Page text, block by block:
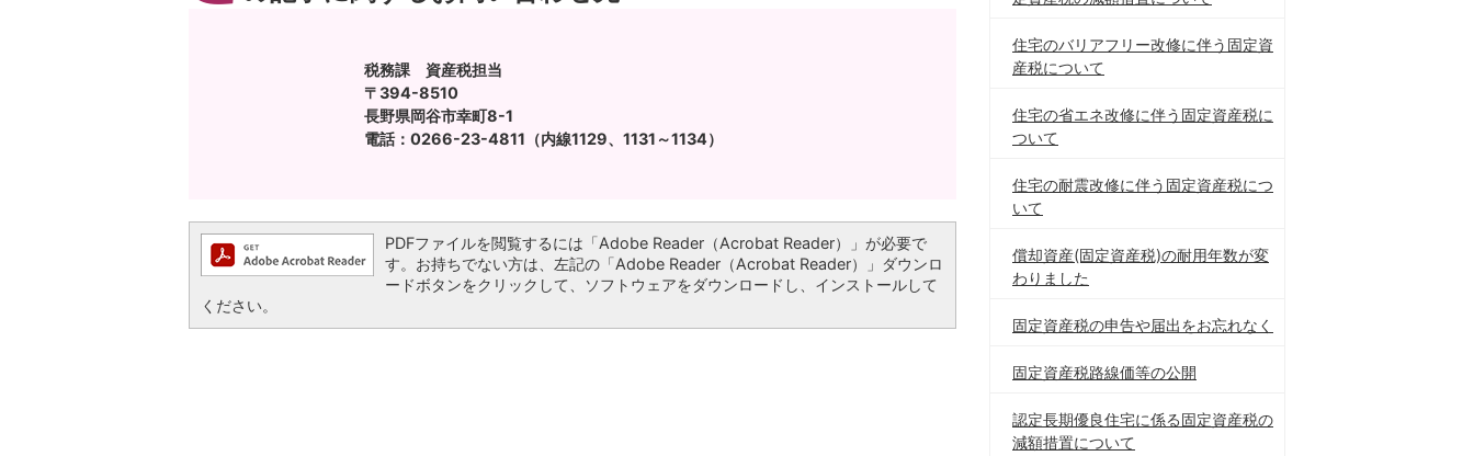
税務課 資産税担当
〒394-8510
長野県岡谷市幸町8-1
電話：0266-23-4811（内線1129、1131～1134）
PDFファイルを閲覧するには「Adobe Reader（Acrobat Reader）」が必要で
す。お持ちでない方は、左記の「Adobe Reader（Acrobat Reader）」ダウンロ
ードボタンをクリックして、ソフトウェアをダウンロードし、インストールして
ください。
住宅のバリアフリー改修に伴う固定資
産税について
住宅の省エネ改修に伴う固定資産税に
ついて
住宅の耐震改修に伴う固定資産税につ
いて
償却資産(固定資産税)の耐用年数が変
わりました
固定資産税の申告や届出をお忘れなく
固定資産税路線価等の公開
認定長期優良住宅に係る固定資産税の
減額措置について